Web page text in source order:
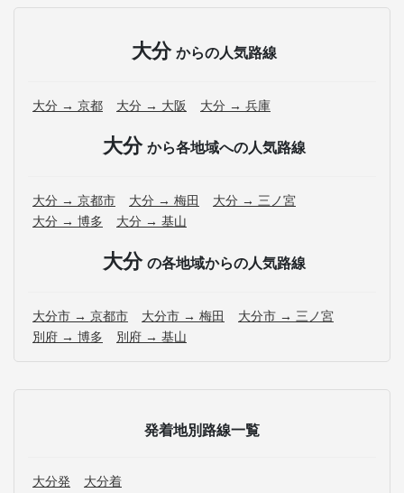
大分 からの人気路線
大分 → 京都 大分 → 大阪 大分 → 兵庫
大分 から各地域への人気路線
大分 → 京都市 大分 → 梅田
大分 → 三ノ宮
大分 → 博多
大分 → 基山
大分 の各地域からの人気路線
大分市 → 京都市 大分市 → 梅田
大分市 → 三ノ宮
別府 → 博多
別府 → 基山
発着地別路線一覧
大分発 大分着